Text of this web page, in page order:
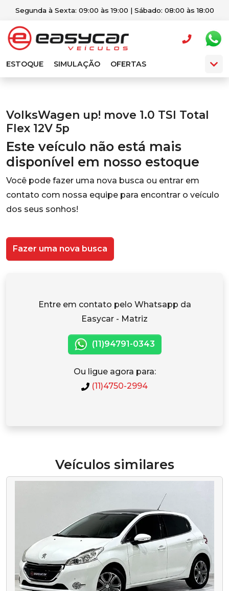
Segunda à Sexta: 09:00 às 19:00 | Sábado: 08:00 às 18:00
ESTOQUE SIMULAÇÃO OFERTAS
VolksWagen up! move 1.0 TSI Total
Flex 12V 5p
Este veículo não está mais
disponível em nosso estoque
Você pode fazer uma nova busca ou entrar em
contato com nossa equipe para encontrar o veículo
dos seus sonhos!
Fazer uma nova busca
Entre em contato pelo Whatsapp da
Easycar - Matriz
(11)94791-0343
Ou ligue agora para:
(11)4750-2994
Veículos similares